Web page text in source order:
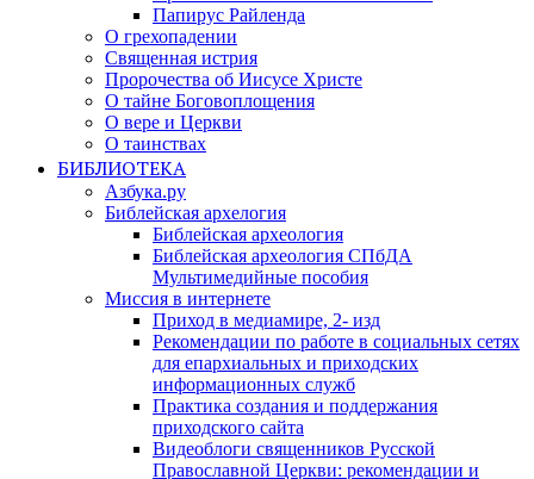
Папирус Райленда
О грехопадении
Священная истрия
Пророчества об Иисусе Христе
О тайне Боговоплощения
О вере и Церкви
О таинствах
БИБЛИОТЕКА
Азбука.ру
Библейская архелогия
Библейская археология
Библейская археология СПбДА
Мультимедийные пособия
Миссия в интернете
Приход в медиамире, 2- изд
Рекомендации по работе в социальных сетях
для епархиальных и приходских
информационных служб
Практика создания и поддержания
приходского сайта
Видеоблоги священников Русской
Православной Церкви: рекомендации и